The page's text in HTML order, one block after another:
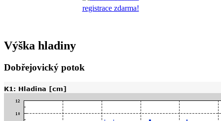
registrace zdarma!
Výška hladiny
Dobřejovický potok